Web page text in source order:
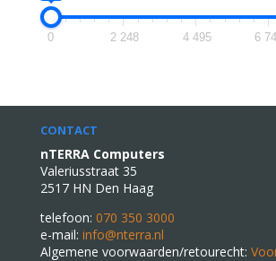
0 2 248 4 495 6
CONTACT
nTERRA Computers
Valeriusstraat 35
2517 HN Den Haag
telefoon: 070 350 3000
e-mail: info@nterra.nl
Algemene voorwaarden/retourecht: